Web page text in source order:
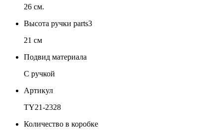
26 см.
Высота ручки parts3
21 см
Подвид материала
С ручкой
Артикул
TY21-2328
Количество в коробке